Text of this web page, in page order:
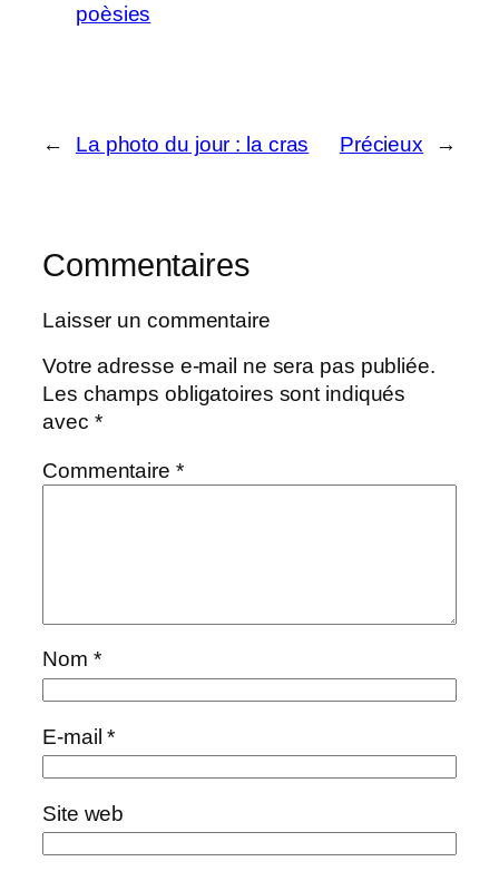
poèsies
← La photo du jour : la cras Précieux →
Commentaires
Laisser un commentaire
Votre adresse e-mail ne sera pas publiée.
Les champs obligatoires sont indiqués
avec *
Commentaire *
Nom *
E-mail*
Site web